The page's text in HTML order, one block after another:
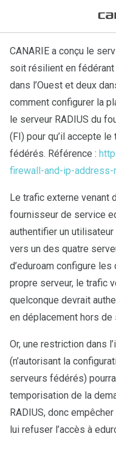
CANARIE a conçu le
soit résilient en fédérant
dans l’Ouest et deux
comment configurer la
le serveur RADIUS du
(FI) pour qu’il accepte
fédérés. Référence :
firewall-and-ip-
Le trafic externe venant
fournisseur de service
authentifier un
vers un des quatre
d’eduroam configure
propre serveur, le trafic
quelconque devrait
en déplacement hors de
Or, une restriction dans
(n’autorisant la
serveurs fédérés)
temporisation de la
RADIUS, donc
lui refuser l’accès à